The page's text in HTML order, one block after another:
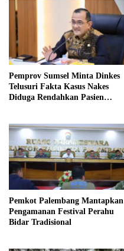
Pemprov Sumsel Minta Dinkes
Telusuri Fakta Kasus Nakes
Diduga Rendahkan Pasien
Pemkot Palembang Mantapkan
Pengamanan Festival Perahu
Bidar Tradisional